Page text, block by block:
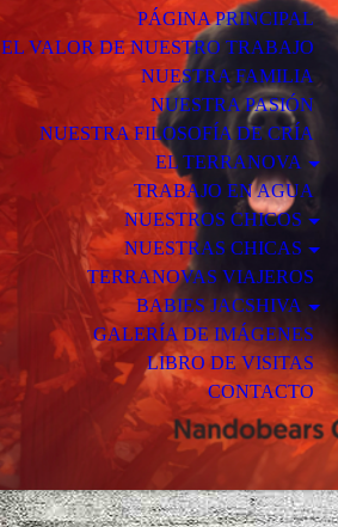
PÁGINA PRINCIPAL
EL VALOR DE NUESTRO TRABAJO
NUESTRA FAMILIA
NUESTRA PASIÓN
NUESTRA FILOSOFÍA DE CRÍA
EL TERRANOVA
TRABAJO EN AGUA
NUESTROS CHICOS
NUESTRAS CHICAS
TERRANOVAS VIAJEROS
BABIES JACSHIVA
GALERÍA DE IMÁGENES
LIBRO DE VISITAS
CONTACTO